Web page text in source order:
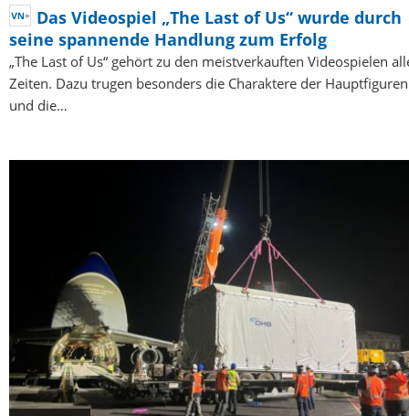
Das Videospiel „The Last of Us“ wurde durch
seine spannende Handlung zum Erfolg
„The Last of Us“ gehört zu den meistverkauften Videospielen
Zeiten. Dazu trugen besonders die Charaktere der Hauptfiguren
und die…